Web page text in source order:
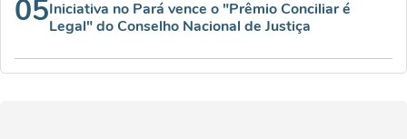
05Iniciativa no Pará vence o "Prêmio Conciliar é
Legal" do Conselho Nacional de Justiça